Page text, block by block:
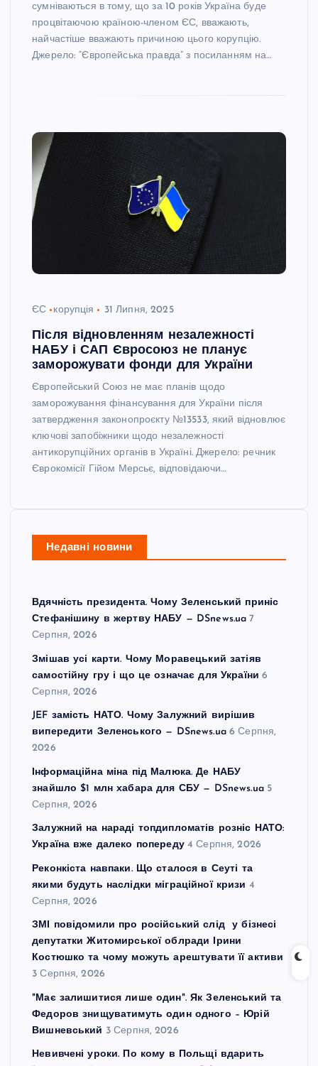
сумніваються в тому, що за 10 років Україна буде
процвітаючою країною-членом ЄС, вважають,
найчастіше вважають причиною цього корупцію.
Джерело: “Європейська правда” з посиланням на…
ЄС корупція 31 Липня, 2025
Після відновленням незалежності
НАБУ і САП Євросоюз не планує
заморожувати фонди для України
Європейський Союз не має планів щодо
заморожування фінансування для України після
затвердження законопроєкту №13533, який відновлює
ключові запобіжники щодо незалежності
антикорупційних органів в Україні. Джерело: речник
Єврокомісії Гійом Мерсьє, відповідаючи…
Недавні новини
Вдячність президента. Чому Зеленський приніс
Стефанішину в жертву НАБУ — DSnews.ua 7
Серпня, 2026
Змішав усі карти. Чому Моравецький затіяв
самостійну гру і що це означає для України 6
Серпня, 2026
JEF замість НАТО. Чому Залужний вирішив
випередити Зеленського — DSnews.ua 6 Серпня,
2026
Інформаційна міна під Малюка. Де НАБУ
знайшло $1 млн хабара для СБУ — DSnews.ua 5
Серпня, 2026
Залужний на нараді топдипломатів розніс НАТО:
Україна вже далеко попереду 4 Серпня, 2026
Реконкіста навпаки. Що сталося в Сеуті та
якими будуть наслідки міграційної кризи 4
Серпня, 2026
ЗМІ повідомили про російський слід у бізнесі
депутатки Житомирської облради Ірини
Костюшко та чому можуть арештувати її активи
3 Серпня, 2026
"Має залишитися лише один". Як Зеленський та
Федоров знищуватимуть один одного – Юрій
Вишневський 3 Серпня, 2026
Невивчені уроки. По кому в Польщі вдарить